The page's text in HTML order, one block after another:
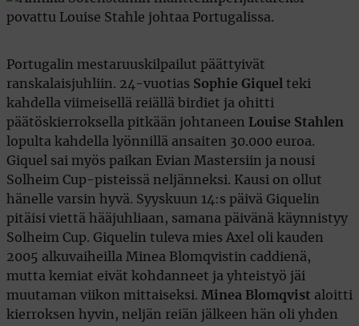
Portugalin mestaruuskilpailut päättyivät
ranskalaisjuhliin. 24-vuotias Sophie Giquel
teki
kahdella viimeisellä reiällä birdiet ja ohitti
päätöskierroksella pitkään johtaneen
Louise Stahlen
lopulta kahdella lyönnillä ansaiten 30.000 euroa.
Giquel sai myös paikan Evian Mastersiin ja nousi
Solheim Cup-pisteissä neljänneksi. Kausi on ollut
hänelle varsin hyvä. Syyskuun 14:s päivä Giquelin
pitäisi viettä hääjuhliaan, samana päivänä käynnistyy
Solheim Cup. Giquelin tuleva mies Axel oli kauden
2005 alkuvaiheilla Minea Blomqvistin caddienä,
mutta kemiat eivät kohdanneet ja yhteistyö jäi
muutaman viikon mittaiseksi. Minea Blomqvist aloitti
kierroksen hyvin, neljän reiän jälkeen hän oli yhden